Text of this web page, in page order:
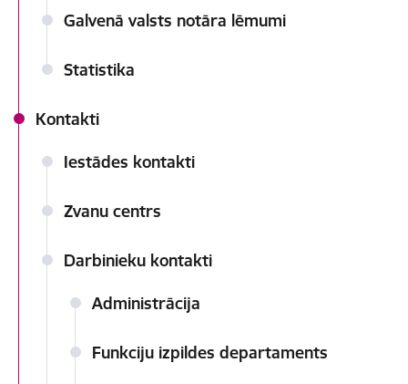
Galvenā valsts notāra lēmumi
Statistika
Kontakti
Iestādes kontakti
Zvanu centrs
Darbinieku kontakti
Administrācija
Funkciju izpildes departaments